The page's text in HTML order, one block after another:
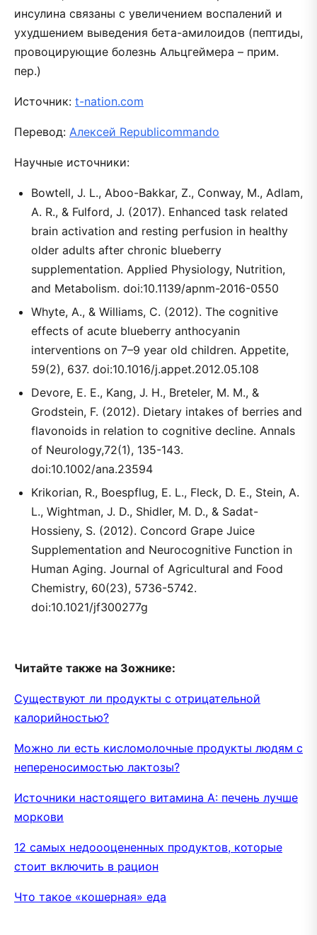
инсулина связаны с увеличением воспалений и
ухудшением выведения бета-амилоидов (пептиды,
провоцирующие болезнь Альцгеймера – прим.
пер.)
Источник: t-nation.com
Перевод: Алексей Republicommando
Научные источники:
Bowtell, J. L., Aboo-Bakkar, Z., Conway, M., Adlam,
A. R., & Fulford, J. (2017). Enhanced task related
brain activation and resting perfusion in healthy
older adults after chronic blueberry
supplementation. Applied Physiology, Nutrition,
and Metabolism. doi:10.1139/apnm-2016-0550
Whyte, A., & Williams, C. (2012). The cognitive
effects of acute blueberry anthocyanin
interventions on 7–9 year old children. Appetite,
59(2), 637. doi:10.1016/j.appet.2012.05.108
Devore, E. E., Kang, J. H., Breteler, M. M., &
Grodstein, F. (2012). Dietary intakes of berries and
flavonoids in relation to cognitive decline. Annals
of Neurology,72(1), 135-143.
doi:10.1002/ana.23594
Krikorian, R., Boespflug, E. L., Fleck, D. E., Stein, A.
L., Wightman, J. D., Shidler, M. D., & Sadat-
Hossieny, S. (2012). Concord Grape Juice
Supplementation and Neurocognitive Function in
Human Aging. Journal of Agricultural and Food
Chemistry, 60(23), 5736-5742.
doi:10.1021/jf300277g
Читайте также на Зожнике:
Существуют ли продукты с отрицательной
калорийностью?
Можно ли есть кисломолочные продукты людям с
непереносимостью лактозы?
Источники настоящего витамина А: печень лучше
моркови
12 самых недоооцененных продуктов, которые
стоит включить в рацион
Что такое «кошерная» еда